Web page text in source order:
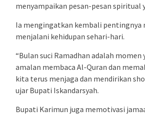
menyampaikan pesan-pesan spiritual
Ia mengingatkan kembali pentingnya
menjalani kehidupan sehari-hari.
“Bulan suci Ramadhan adalah
amalan membaca Al-Quran dan
kita terus menjaga dan mendirikan
ujar Bupati Iskandarsyah.
Bupati Karimun juga memotivasi